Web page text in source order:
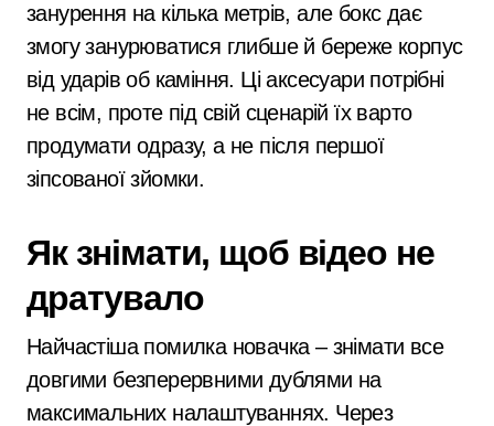
занурення на кілька метрів, але бокс дає
змогу занурюватися глибше й береже корпус
від ударів об каміння. Ці аксесуари потрібні
не всім, проте під свій сценарій їх варто
продумати одразу, а не після першої
зіпсованої зйомки.
Як знімати, щоб відео не
дратувало
Найчастіша помилка новачка – знімати все
довгими безперервними дублями на
максимальних налаштуваннях. Через